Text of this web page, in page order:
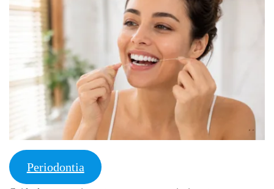
Periodontia